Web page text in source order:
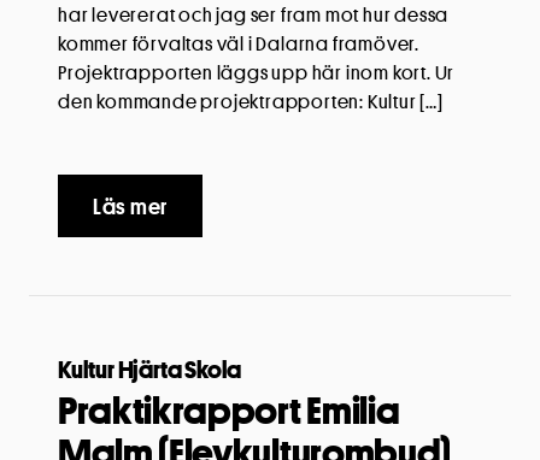
har levererat och jag ser fram mot hur dessa
kommer förvaltas väl i Dalarna framöver.
Projektrapporten läggs upp här inom kort. Ur
den kommande projektrapporten: Kultur […]
Läs mer
Kultur Hjärta Skola
Praktikrapport Emilia